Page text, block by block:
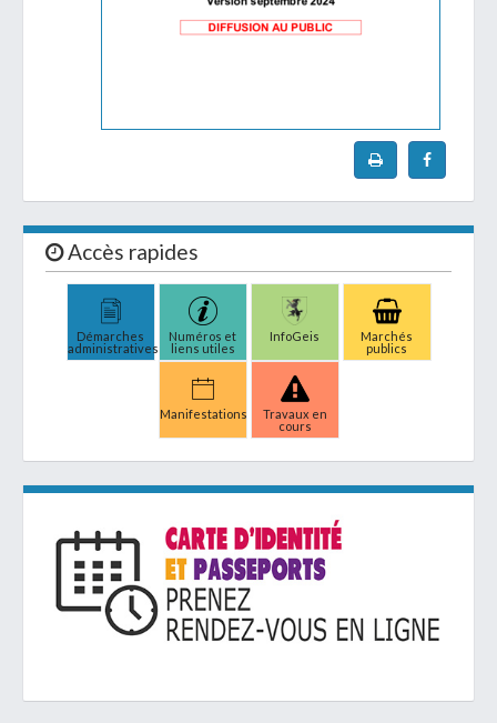
Accès rapides
Démarches
administratives
Numéros et
liens utiles
InfoGeis
Marchés
publics
Manifestations
Travaux en
cours